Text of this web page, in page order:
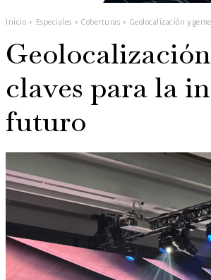
Inicio Especiales Coberturas Geolocalización y
claves para la
futuro